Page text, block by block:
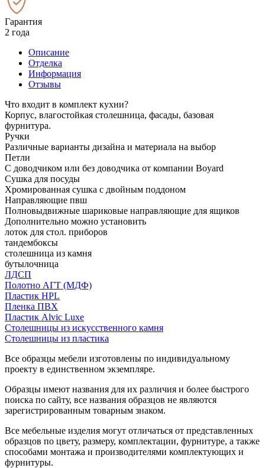
Гарантия
2 года
Описание
Отделка
Информация
Отзывы
Что входит в комплект кухни?
Корпус, влагостойкая столешница, фасады, базовая
фурнитура.
Ручки
Различные варианты дизайна и материала на выбор
Петли
С доводчиком или без доводчика от компании Boyard
Сушка для посуды
Хромированная сушка с двойным поддоном
Направляющие пвш
Полновыдвижные шариковые направляющие для ящиков
Дополнительно можно установить
лоток для стол. приборов
тандембоксы
столешница из камня
бутылочница
ЛДСП
Полотно АГТ (МДФ)
Пластик HPL
Пленка ПВХ
Пластик Alvic Luxe
Столешницы из искусственного камня
Столешницы из пластика
Все образцы мебели изготовлены по индивидуальному
проекту в единственном экземпляре.
Образцы имеют названия для их различия и более быстрого
поиска по сайту, все названия образцов не являются
зарегистрированным товарным знаком.
Все мебельные изделия могут отличаться от представленных
образцов по цвету, размеру, комплектации, фурнитуре, а также
способами монтажа и производителями комплектующих и
фурнитуры.